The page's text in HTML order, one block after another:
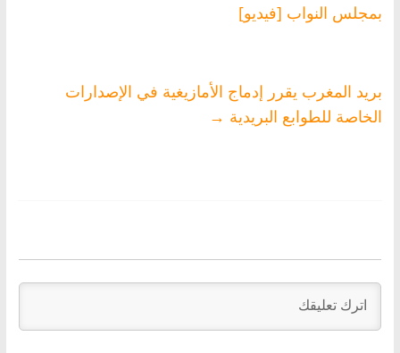
بمجلس النواب [فيديو]
بريد المغرب يقرر إدماج الأمازيغية في الإصدارات
الخاصة للطوابع البريدية →